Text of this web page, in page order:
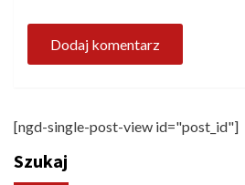
[ngd-single-post-view id="post_id"]
Szukaj